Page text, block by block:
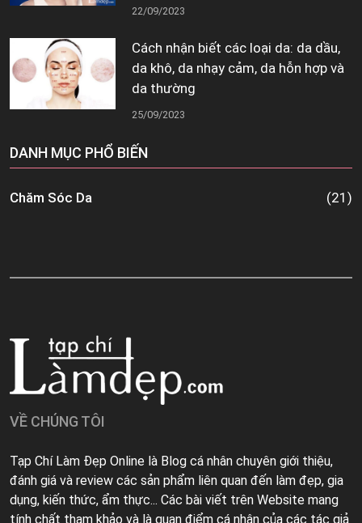
22/09/2023
Cách nhận biết các loại da: da dầu,
da khô, da nhạy cảm, da hỗn hợp và
da thường
25/09/2023
DANH MỤC PHỔ BIẾN
Chăm Sóc Da (21)
VỀ CHÚNG TÔI
Tạp Chí Làm Đẹp Online là Blog cá nhân chuyên giới thiệu,
đánh giá và review các sản phẩm liên quan đến làm đẹp, gia
dụng, kiến thức, ẩm thực... Các bài viết trên Website mang
tính chất tham khảo và là quan điểm cá nhân của các tác giả